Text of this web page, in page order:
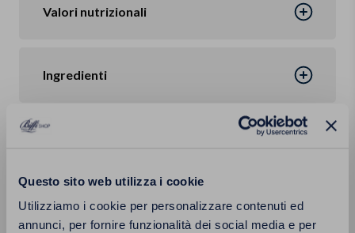
Questo sito web utilizza i cookie
Utilizziamo i cookie per personalizzare contenuti ed
annunci, per fornire funzionalità dei social media e per
Valori nutrizionali
Ingredienti
Calorie